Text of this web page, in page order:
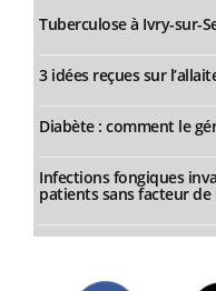
Tuberculose à Ivry-sur-
3 idées reçues sur
Diabète : comment le
Infections fongiques
patients sans facteur de